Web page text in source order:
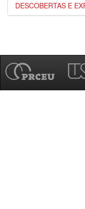
DESCOBERTAS E